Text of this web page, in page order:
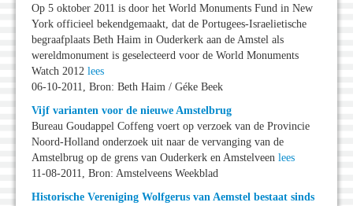
Op 5 oktober 2011 is door het World Monuments Fund in New
York officieel bekendgemaakt, dat de Portugees-Israelietische
begraafplaats Beth Haim in Ouderkerk aan de Amstel als
wereldmonument is geselecteerd voor de World Monuments
Watch 2012 lees
06-10-2011, Bron: Beth Haim / Géke Beek
Vijf varianten voor de nieuwe Amstelbrug
Bureau Goudappel Coffeng voert op verzoek van de Provincie
Noord-Holland onderzoek uit naar de vervanging van de
Amstelbrug op de grens van Ouderkerk en Amstelveen lees
11-08-2011, Bron: Amstelveens Weekblad
Historische Vereniging Wolfgerus van Aemstel bestaat sinds